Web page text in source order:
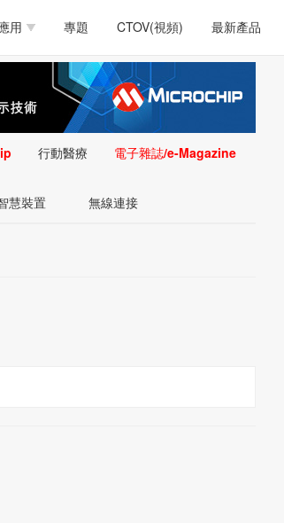
用
電源技術
通訊&網路
LED/照明技術 微處理器/微控制
術 感測技術
專題 CTOV(視頻) 最新產品
通訊&網路 介面技術
LED/照明技術 微處理器/微控
感測技術 量測儀器
視覺影像/監
行動醫療 電子雜誌/e-Magazine
慧裝置 無線連接